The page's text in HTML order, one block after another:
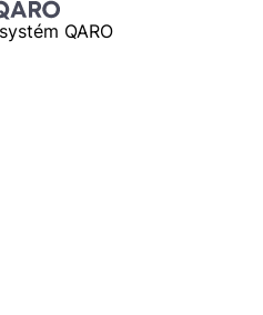
QARO